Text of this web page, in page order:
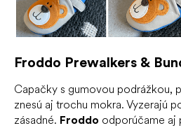
Froddo Prewalkers &
Capačky s gumovou podrážkou,
znesú aj trochu mokra. Vyzerajú
zásadné. Froddo odporúčame aj